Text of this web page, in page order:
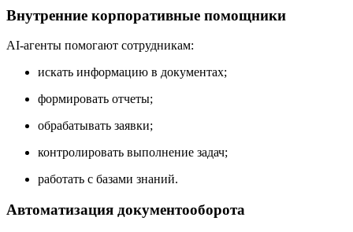
Внутренние корпоративные помощники
AI-агенты помогают сотрудникам:
искать информацию в документах;
формировать отчеты;
обрабатывать заявки;
контролировать выполнение задач;
работать с базами знаний.
Автоматизация документооборота